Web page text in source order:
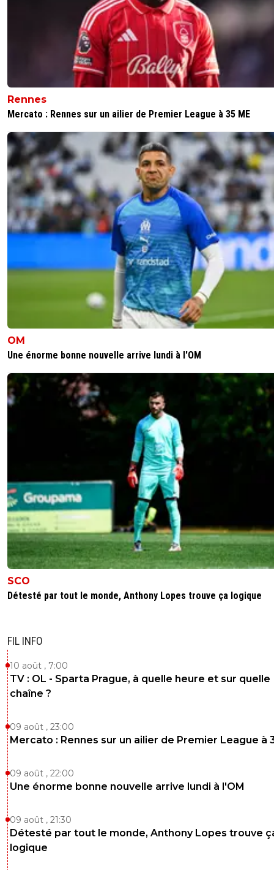
Rennes
Mercato : Rennes sur un ailier de Premier League à 35 ME
OM
Une énorme bonne nouvelle arrive lundi à l'OM
SCO
Détesté par tout le monde, Anthony Lopes trouve ça logique
FIL INFO
10 août , 7:00
TV : OL - Sparta Prague, à quelle heure et sur quelle
chaîne ?
09 août , 23:00
Mercato : Rennes sur un ailier de Premier League à
09 août , 22:00
Une énorme bonne nouvelle arrive lundi à l'OM
09 août , 21:30
Détesté par tout le monde, Anthony Lopes trouve
logique